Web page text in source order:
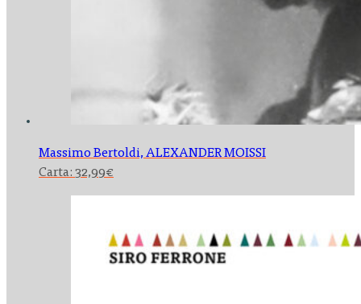
Massimo Bertoldi,ALEXANDER MOISSI
Carta: 32,99€